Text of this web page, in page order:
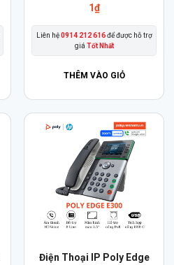
1₫
Liên hệ0914 212 616để được hỗ trợ
giá Tốt Nhất
THÊM VÀO GIỎ
Điện Thoại IP Poly Edge